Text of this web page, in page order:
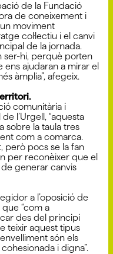
de la Fundació
de coneixement i
moviment
col·lectiu i el canvi
de la jornada.
ser-hi, perquè porten
ajudaran a mirar el
àmplia”, afegeix.
comunitària i
l’Urgell, “aquesta
sobre la taula tres
com a comarca.
però pocs se la fan
per reconèixer que el
de generar canvis
a l’oposició de
“com a
des del principi
teixir aquest tipus
són els
i digna”.